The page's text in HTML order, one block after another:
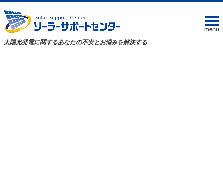
太陽光発電に関するあなたの不安とお悩みを解決する